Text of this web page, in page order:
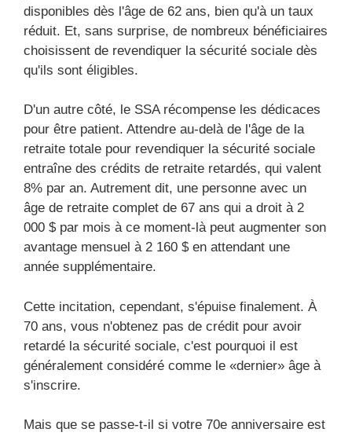
disponibles dès l'âge de 62 ans, bien qu'à un taux
réduit. Et, sans surprise, de nombreux bénéficiaires
choisissent de revendiquer la sécurité sociale dès
qu'ils sont éligibles.
D'un autre côté, le SSA récompense les dédicaces
pour être patient. Attendre au-delà de l'âge de la
retraite totale pour revendiquer la sécurité sociale
entraîne des crédits de retraite retardés, qui valent
8% par an. Autrement dit, une personne avec un
âge de retraite complet de 67 ans qui a droit à 2
000 $ par mois à ce moment-là peut augmenter son
avantage mensuel à 2 160 $ ​​en attendant une
année supplémentaire.
Cette incitation, cependant, s'épuise finalement. À
70 ans, vous n'obtenez pas de crédit pour avoir
retardé la sécurité sociale, c'est pourquoi il est
généralement considéré comme le «dernier» âge à
s'inscrire.
Mais que se passe-t-il si votre 70e anniversaire est